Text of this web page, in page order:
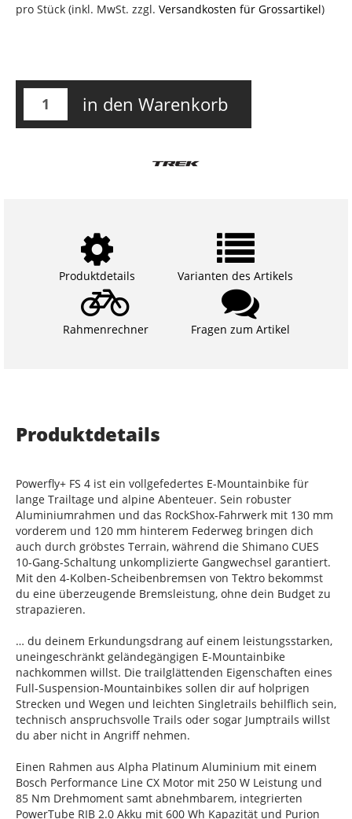
pro Stück (inkl. MwSt. zzgl. Versandkosten für Grossartikel)
in den Warenkorb
Produktdetails Varianten des Artikels
Rahmenrechner Fragen zum Artikel
Produktdetails
Powerfly+ FS 4 ist ein vollgefedertes E-Mountainbike für
lange Trailtage und alpine Abenteuer. Sein robuster
Aluminiumrahmen und das RockShox-Fahrwerk mit 130 mm
vorderem und 120 mm hinterem Federweg bringen dich
auch durch gröbstes Terrain, während die Shimano CUES
10-Gang-Schaltung unkomplizierte Gangwechsel garantiert.
Mit den 4-Kolben-Scheibenbremsen von Tektro bekommst
du eine überzeugende Bremsleistung, ohne dein Budget zu
strapazieren.
… du deinem Erkundungsdrang auf einem leistungsstarken,
uneingeschränkt geländegängigen E-Mountainbike
nachkommen willst. Die trailglättenden Eigenschaften eines
Full-Suspension-Mountainbikes sollen dir auf holprigen
Strecken und Wegen und leichten Singletrails behilflich sein,
technisch anspruchsvolle Trails oder sogar Jumptrails willst
du aber nicht in Angriff nehmen.
Einen Rahmen aus Alpha Platinum Aluminium mit einem
Bosch Performance Line CX Motor mit 250 W Leistung und
85 Nm Drehmoment samt abnehmbarem, integrierten
PowerTube RIB 2.0 Akku mit 600 Wh Kapazität und Purion